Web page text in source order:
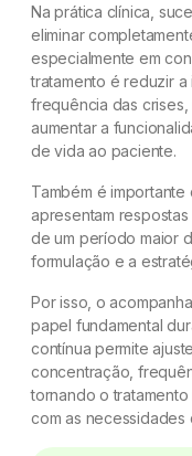
Na prática clínica,
eliminar
especialmente em
tratamento é reduzir a
frequência das
aumentar a
de vida ao paciente.
Também é
apresentam
de um período maior
formulação e a
Por isso, o
papel fundamental
contínua permite
concentração,
tornando o
com as necessidades